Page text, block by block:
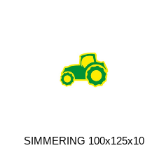
SIMMERING 100x125x10